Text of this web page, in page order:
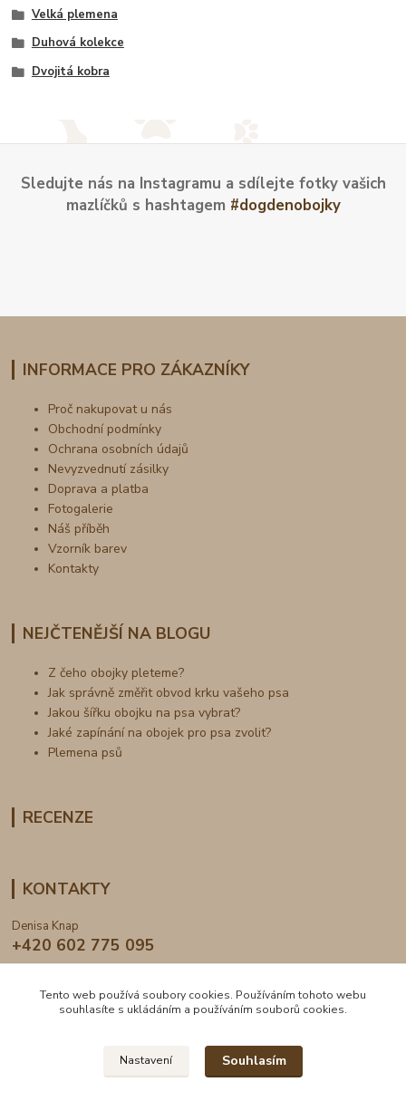
Velká plemena
Duhová kolekce
Dvojitá kobra
Sledujte nás na Instagramu a sdílejte fotky vašich
mazlíčků s hashtagem #dogdenobojky
INFORMACE PRO ZÁKAZNÍKY
Proč nakupovat u nás
Obchodní podmínky
Ochrana osobních údajů
Nevyzvednutí zásilky
Doprava a platba
Fotogalerie
Náš příběh
Vzorník barev
Kontakty
NEJČTENĚJŠÍ NA BLOGU
Z čeho obojky pleteme?
Jak správně změřit obvod krku vašeho psa
Jakou šířku obojku na psa vybrat?
Jaké zapínání na obojek pro psa zvolit?
Plemena psů
RECENZE
KONTAKTY
Denisa Knap
+420 602 775 095
Tento web používá soubory cookies. Používáním tohoto webu
souhlasíte s ukládáním a používáním souborů cookies.
Nastavení Souhlasím